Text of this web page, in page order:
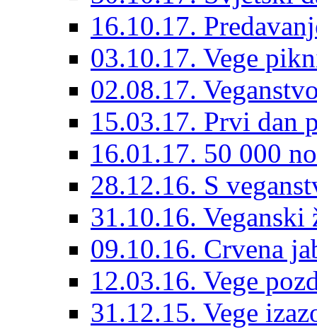
16.10.17.
03.10.17. Vege
02.08.17.
15.03.17. Prvi dan
16.01.17. 50 000
28.12.16. S
31.10.16. Veganski
09.10.16. Crvena
12.03.16. Vege
31.12.15. Vege